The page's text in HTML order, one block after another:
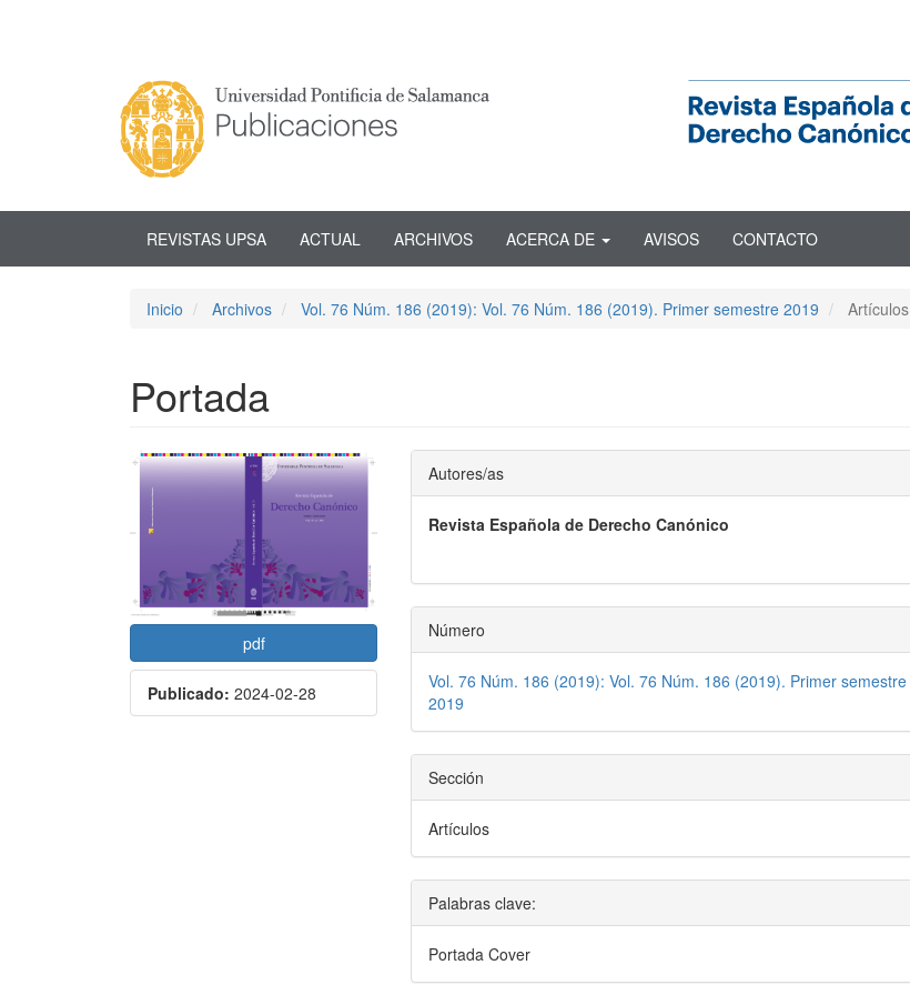
REVISTAS UPSA ACTUAL ARCHIVOS ACERCA DE AVISOS CONTACTO
Inicio Archivos Vol. 76 Núm. 186 (2019): Vol. 76 Núm. 186 (2019). Primer semestre 2019 Artículos
Portada
Barra
lateral
del
artículo
pdf
Publicado: 2024-02-28
Contenido
principal
del
artículo
Autores/as
Revista Española de Derecho Canónico
Número
Vol. 76 Núm. 186 (2019): Vol. 76 Núm. 186 (2019). Primer semestre
2019
Sección
Artículos
Palabras clave:
Portada Cover